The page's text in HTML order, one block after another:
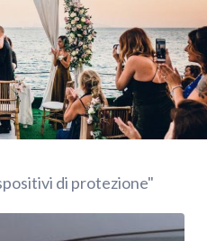
di protezione"